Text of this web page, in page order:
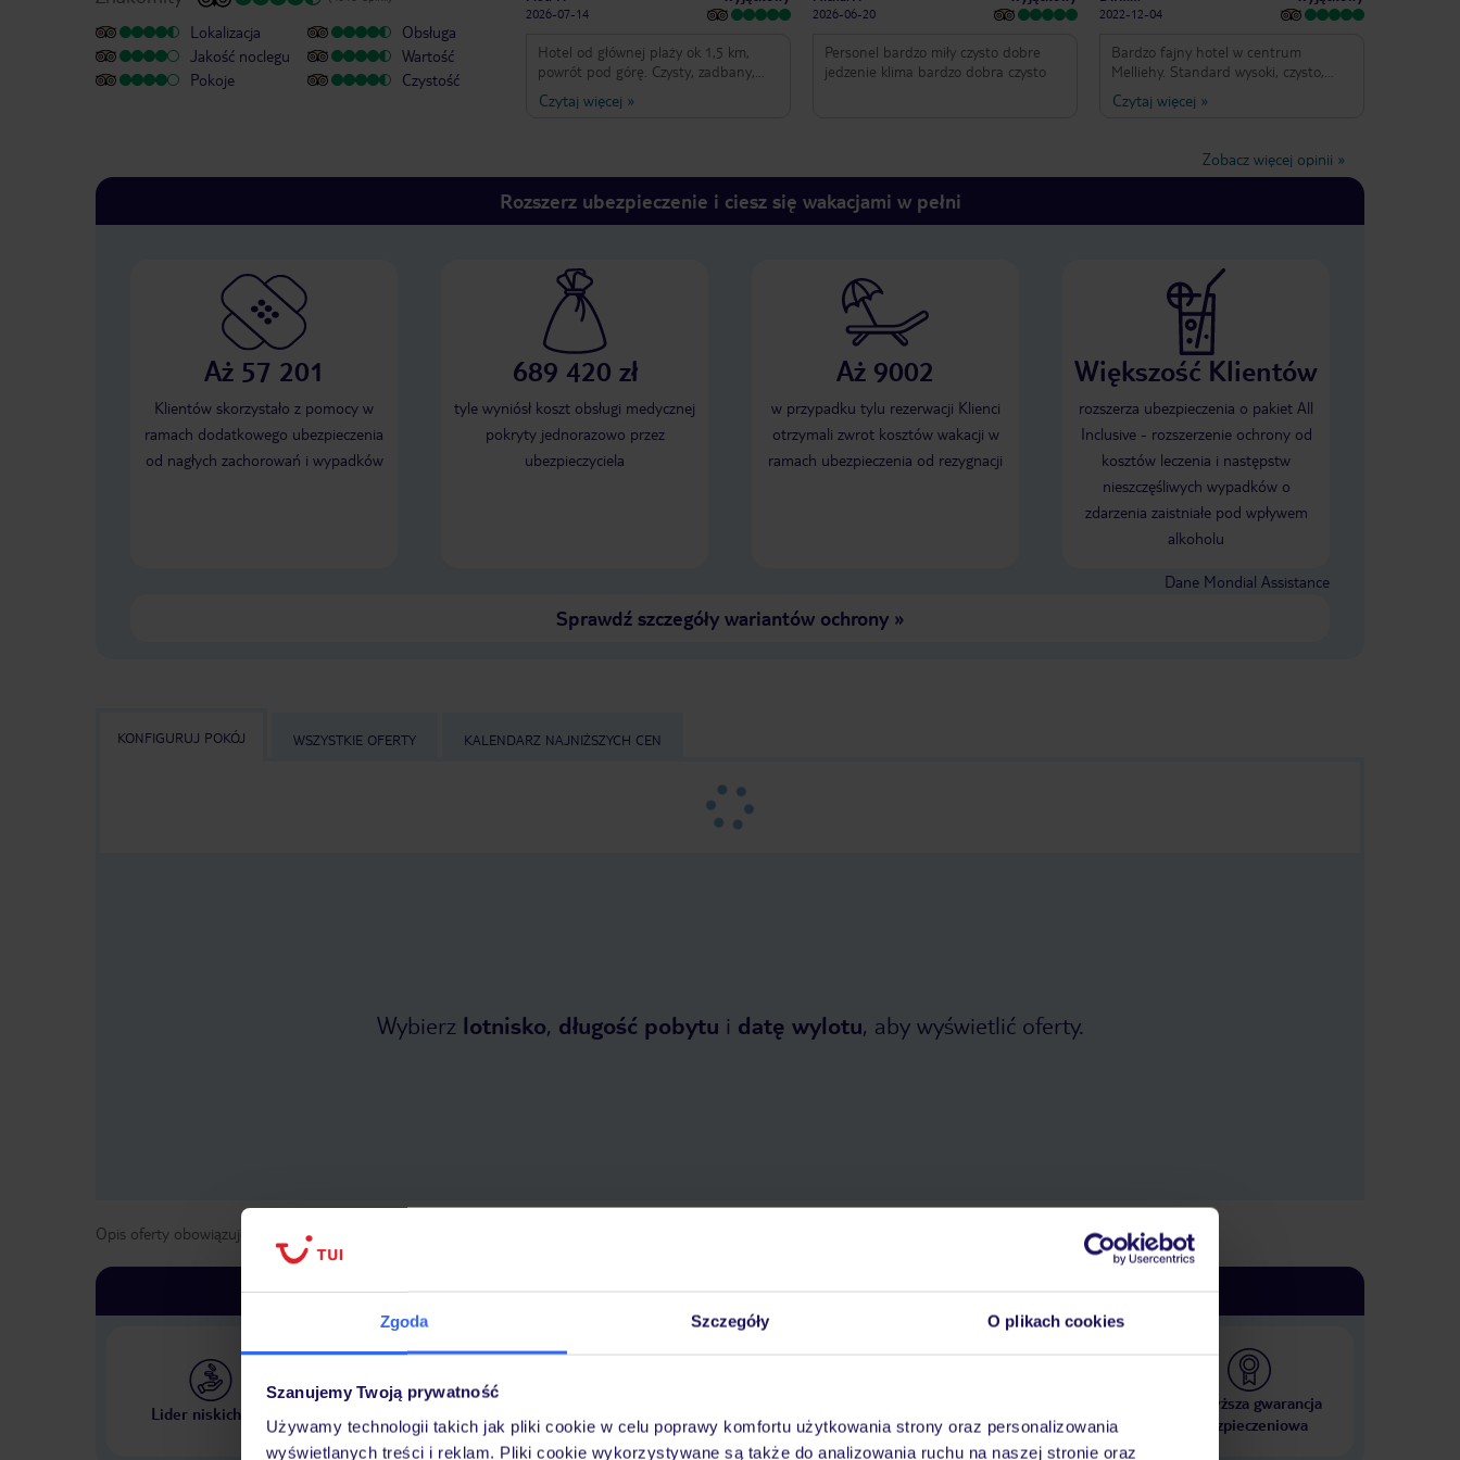
Zgoda Szczegóły O plikach cookies
Szanujemy Twoją prywatność
Używamy technologii takich jak pliki cookie w celu poprawy komfortu użytkowania strony oraz personalizowania
wyświetlanych treści i reklam. Pliki cookie wykorzystywane są także do analizowania ruchu na naszej stronie oraz
Lokalizacja
Jakość noclegu
Pokoje
Obsługa
Wartość
Czystość
2026-07-14
Hotel od głównej plaży ok 1,5 km,
powrót pod górę. Czysty, zadbany,
baseny zewnętrzne jak również basen
wewnętrzny. Obsługa super. Ze
Czytaj więcej »
2026-06-20
Personel bardzo miły czysto dobre
jedzenie klima bardzo dobra czysto
2022-12-04
Bardzo fajny hotel w centrum
Melliehy. Standard wysoki, czysto,
obsługa bardzo przyjemna i pomocna.
Lokalizacja dla osób, które lubią
tras spacerowych. Dobra (choć
CZASOCHŁONNA) komunikacja z całą
Czytaj więcej »
Zobacz więcej opinii »
Rozszerz ubezpieczenie i ciesz się wakacjami w pełni
Aż 57 201
Klientów skorzystało z pomocy w
ramach dodatkowego ubezpieczenia
od nagłych zachorowań i wypadków
689 420 zł
tyle wyniósł koszt obsługi medycznej
pokryty jednorazowo przez
ubezpieczyciela
Aż 9002
w przypadku tylu rezerwacji Klienci
otrzymali zwrot kosztów wakacji w
ramach ubezpieczenia od rezygnacji
Większość Klientów
rozszerza ubezpieczenia o pakiet All
Inclusive - rozszerzenie ochrony od
kosztów leczenia i następstw
nieszczęśliwych wypadków o
zdarzenia zaistniałe pod wpływem
alkoholu
Dane Mondial Assistance
Sprawdź szczegóły wariantów ochrony»
KONFIGURUJ POKÓJ WSZYSTKIE OFERTY KALENDARZ NAJNIŻSZYCH CEN
Wybierz lotnisko, długość pobytu i datę wylotu, aby wyświetlić oferty.
Opis oferty obowiązuje dla wyjazdów w terminie
Dlaczego warto wybrać TUI?
Lider niskich cen
Największe biuro podróży
w Polsce
wakacjach 24/7
krajach
Najwyższa gwarancja
ubezpieczeniowa